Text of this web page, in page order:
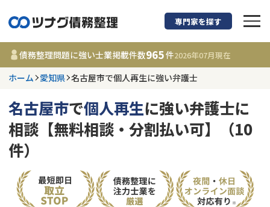
債務整理に強い弁
愛知県
事務所 965
件
更新日 :2026年07月31日
相談内容で探す
借金返済相談・交渉
費用相場
専門家を探す
債務整理問題に強い士業掲載件数965件2026年07月現在
ホーム 愛知県 名古屋市で個人再生に強い弁護士
名古屋市で個人再生に強い弁護士に
相談【無料相談・分割払い可】（10
件）